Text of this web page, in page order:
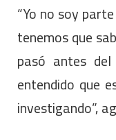
“Yo no soy
tenemos que
pasó antes
entendido que
investigando”,